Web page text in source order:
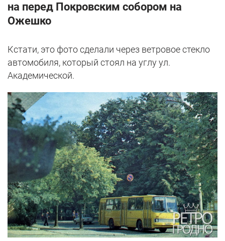
на перед Покровским собором на
Ожешко
Кстати, это фото сделали через ветровое стекло
автомобиля, который стоял на углу ул.
Академической.